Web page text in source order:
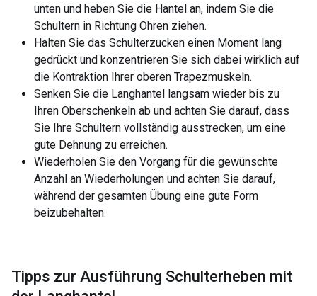
unten und heben Sie die Hantel an, indem Sie die
Schultern in Richtung Ohren ziehen.
Halten Sie das Schulterzucken einen Moment lang
gedrückt und konzentrieren Sie sich dabei wirklich auf
die Kontraktion Ihrer oberen Trapezmuskeln.
Senken Sie die Langhantel langsam wieder bis zu
Ihren Oberschenkeln ab und achten Sie darauf, dass
Sie Ihre Schultern vollständig ausstrecken, um eine
gute Dehnung zu erreichen.
Wiederholen Sie den Vorgang für die gewünschte
Anzahl an Wiederholungen und achten Sie darauf,
während der gesamten Übung eine gute Form
beizubehalten.
Tipps zur Ausführung Schulterheben mit